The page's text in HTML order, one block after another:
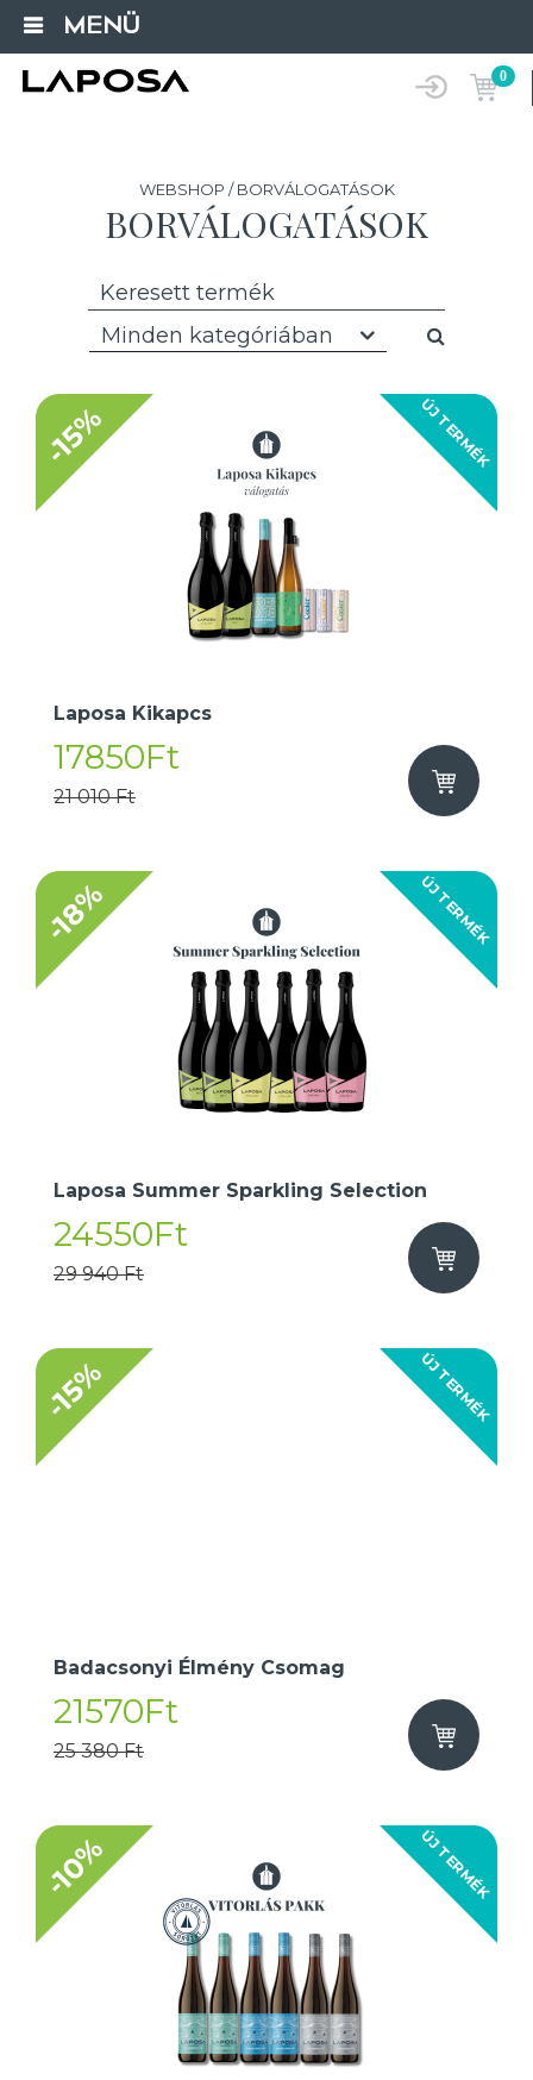
MENÜ
0
WEBSHOP / BORVÁLOGATÁSOK
BORVÁLOGATÁSOK
Minden kategóriában
ÚJ TERMÉK
-15%
Laposa Kikapcs
17850Ft
21 010 Ft
ÚJ TERMÉK
-18%
Laposa Summer Sparkling Selection
24550Ft
29 940 Ft
ÚJ TERMÉK
-15%
Badacsonyi Élmény Csomag
21570Ft
25 380 Ft
ÚJ TERMÉK
-10%